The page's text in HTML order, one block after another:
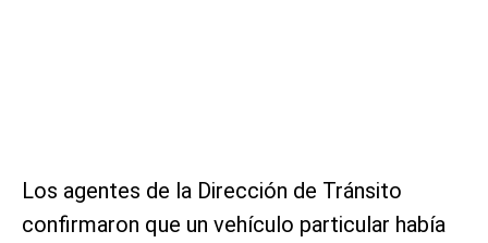
Los agentes de la Dirección de Tránsito
confirmaron que un vehículo particular había